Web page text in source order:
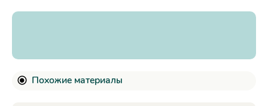
Похожие материалы